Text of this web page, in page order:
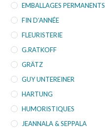
EMBALLAGES PERMANENTS
FIN D’ANNÉE
FLEURISTERIE
G.RATKOFF
GRÄTZ
GUY UNTEREINER
HARTUNG
HUMORISTIQUES
JEANNALA & SEPPALA